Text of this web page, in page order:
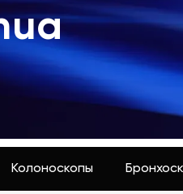
Колоноскопы